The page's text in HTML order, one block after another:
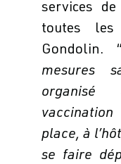
services
toutes les
Gondolin. “
mesures
organisé
place, à
se faire